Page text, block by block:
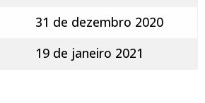
31 de dezembro 2020
19 de janeiro 2021